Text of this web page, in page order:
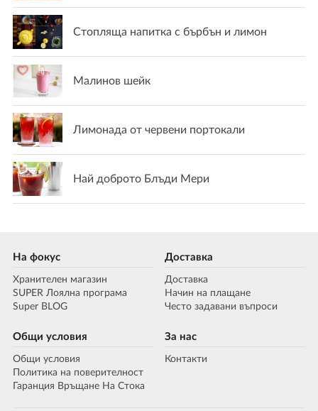
Стопляща напитка с бърбън и лимон
Малинов шейк
Лимонада от червени портокали
Най доброто Блъди Мери
На фокус
Хранителен магазин
SUPER Лоялна програма
Super BLOG
Доставка
Доставка
Начин на плащане
Често задавани въпроси
Общи условия
Общи условия
Политика на поверителност
Гаранция Връщане На Стока
За нас
Контакти